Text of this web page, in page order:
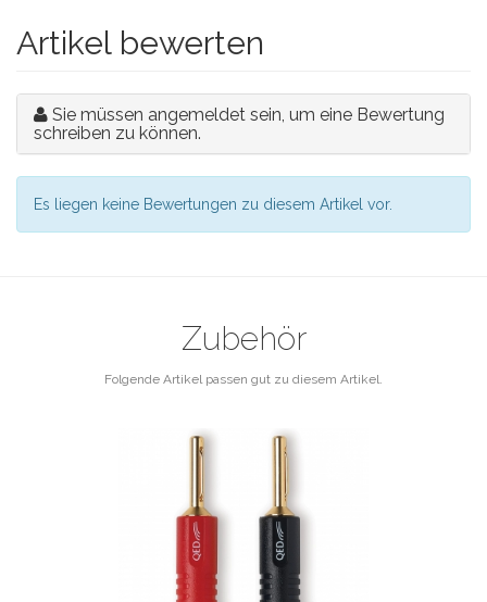
Artikel bewerten
Sie müssen angemeldet sein, um eine Bewertung
schreiben zu können.
Es liegen keine Bewertungen zu diesem Artikel vor.
Zubehör
Folgende Artikel passen gut zu diesem Artikel.